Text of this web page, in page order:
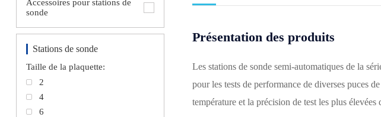
Accessoires pour stations de
sonde
Stations de sonde
Taille de la plaquette:
2
4
6
Présentation des produits
Les stations de sonde semi-automatiques de la
pour les tests de performance de diverses puces
température et la précision de test les plus